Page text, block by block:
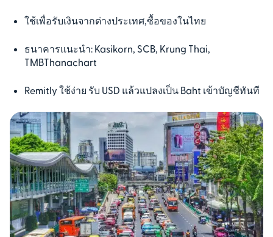
ใช้เพื่อรับเงินจากต่างประเทศ,ซื้อของในไทย
ธนาคารแนะนำ: Kasikorn, SCB, Krung Thai,
TMBThanachart
Remitly ใช้ง่าย รับ USD แล้วแปลงเป็น Baht เข้าบัญชีทันที